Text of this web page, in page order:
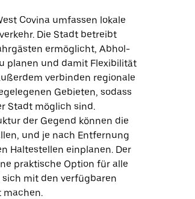
Covina umfassen lokale
Die Stadt betreibt
ermöglicht, Abhol-
planen und damit Flexibilität
verbinden regionale
Gebieten, sodass
Stadt möglich sind.
der Gegend können die
und je nach Entfernung
Haltestellen einplanen. Der
praktische Option für alle
mit den verfügbaren
machen.